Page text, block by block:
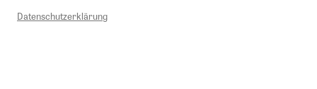
Datenschutzerklärung